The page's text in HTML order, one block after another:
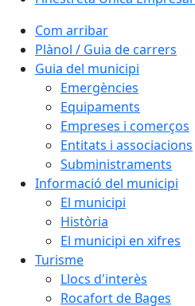
Com arribar
Plànol / Guia de carrers
Guia del municipi
Emergències
Equipaments
Empreses i comerços
Entitats i associacions
Subministraments
Informació del municipi
El municipi
Història
El municipi en xifres
Turisme
Llocs d'interès
Rocafort de Bages